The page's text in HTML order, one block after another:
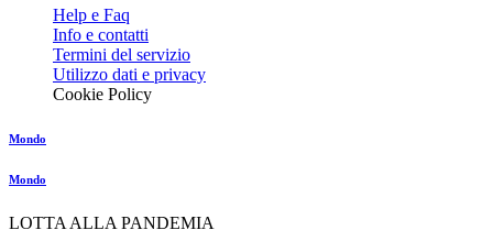
Help e Faq
Info e contatti
Termini del servizio
Utilizzo dati e privacy
Cookie Policy
Mondo
Mondo
LOTTA ALLA PANDEMIA